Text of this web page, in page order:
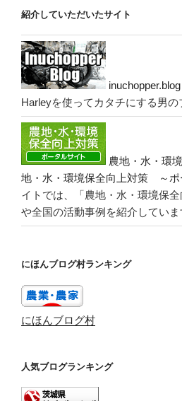
紹介していただいたサイト
inuchopper.blog
Harleyを使ってカタチにする男の
農地・水・環
地・水・環境保全向上対策 ～ポ
イトでは、「農地・水・環境保
や全国の活動事例を紹介していま
にほんブログ村ランキング
にほんブログ村
人気ブログランキング